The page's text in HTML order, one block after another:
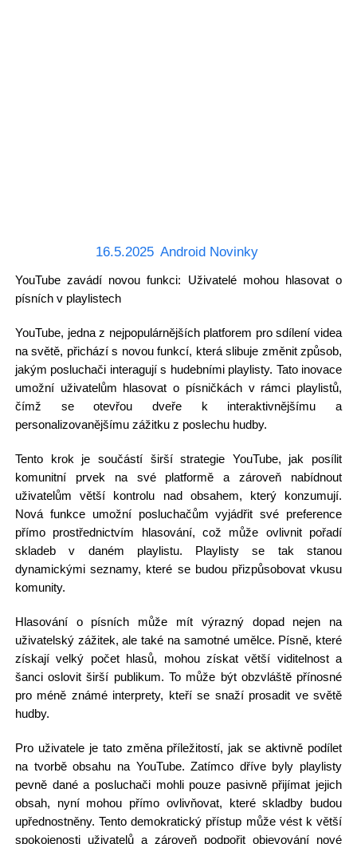
16.5.2025 Android Novinky
YouTube zavádí novou funkci: Uživatelé mohou hlasovat o
písních v playlistech
YouTube, jedna z nejpopulárnějších platforem pro sdílení videa
na světě, přichází s novou funkcí, která slibuje změnit způsob,
jakým posluchači interagují s hudebními playlisty. Tato inovace
umožní uživatelům hlasovat o písničkách v rámci playlistů,
čímž se otevřou dveře k interaktivnějšímu a
personalizovanějšímu zážitku z poslechu hudby.
Tento krok je součástí širší strategie YouTube, jak posílit
komunitní prvek na své platformě a zároveň nabídnout
uživatelům větší kontrolu nad obsahem, který konzumují.
Nová funkce umožní posluchačům vyjádřit své preference
přímo prostřednictvím hlasování, což může ovlivnit pořadí
skladeb v daném playlistu. Playlisty se tak stanou
dynamickými seznamy, které se budou přizpůsobovat vkusu
komunity.
Hlasování o písních může mít výrazný dopad nejen na
uživatelský zážitek, ale také na samotné umělce. Písně, které
získají velký počet hlasů, mohou získat větší viditelnost a
šanci oslovit širší publikum. To může být obzvláště přínosné
pro méně známé interprety, kteří se snaží prosadit ve světě
hudby.
Pro uživatele je tato změna příležitostí, jak se aktivně podílet
na tvorbě obsahu na YouTube. Zatímco dříve byly playlisty
pevně dané a posluchači mohli pouze pasivně přijímat jejich
obsah, nyní mohou přímo ovlivňovat, které skladby budou
upřednostněny. Tento demokratický přístup může vést k větší
spokojenosti uživatelů a zároveň podpořit objevování nové